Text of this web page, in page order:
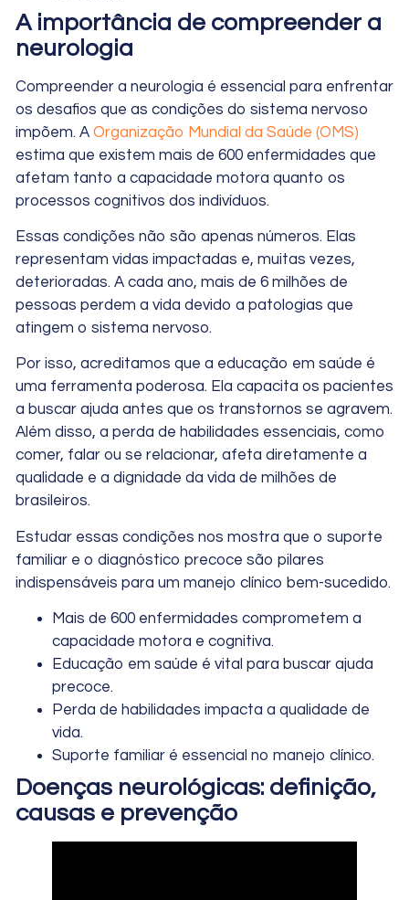
A importância de compreender a
neurologia
Compreender a neurologia é essencial para enfrentar
os desafios que as condições do sistema nervoso
impõem. A Organização Mundial da Saúde (OMS)
estima que existem mais de 600 enfermidades que
afetam tanto a capacidade motora quanto os
processos cognitivos dos indivíduos.
Essas condições não são apenas números. Elas
representam vidas impactadas e, muitas vezes,
deterioradas. A cada ano, mais de 6 milhões de
pessoas perdem a vida devido a patologias que
atingem o sistema nervoso.
Por isso, acreditamos que a educação em saúde é
uma ferramenta poderosa. Ela capacita os pacientes
a buscar ajuda antes que os transtornos se agravem.
Além disso, a perda de habilidades essenciais, como
comer, falar ou se relacionar, afeta diretamente a
qualidade e a dignidade da vida de milhões de
brasileiros.
Estudar essas condições nos mostra que o suporte
familiar e o diagnóstico precoce são pilares
indispensáveis para um manejo clínico bem-sucedido.
Mais de 600 enfermidades comprometem a
capacidade motora e cognitiva.
Educação em saúde é vital para buscar ajuda
precoce.
Perda de habilidades impacta a qualidade de
vida.
Suporte familiar é essencial no manejo clínico.
Doenças neurológicas: definição,
causas e prevenção